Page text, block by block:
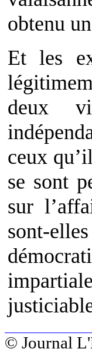
obtenu
Et les
deux
ceux
se sont
sur
sont-
© Journal